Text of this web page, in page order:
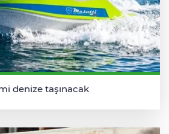
denize taşınacak